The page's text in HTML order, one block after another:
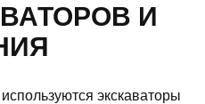
И
экскаваторы